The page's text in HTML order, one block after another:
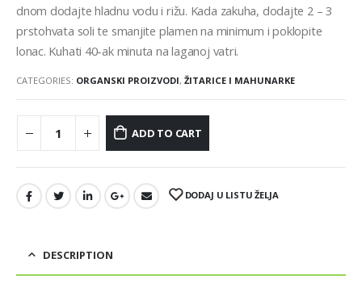
dnom dodajte hladnu vodu i rižu. Kada zakuha, dodajte 2 – 3
prstohvata soli te smanjite plamen na minimum i poklopite
lonac. Kuhati 40-ak minuta na laganoj vatri.
CATEGORIES: ORGANSKI PROIZVODI, ŽITARICE I MAHUNARKE
ADD TO CART
DODAJ U LISTU ŽELJA
DESCRIPTION